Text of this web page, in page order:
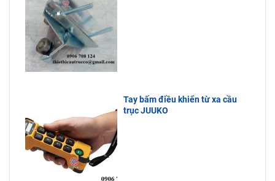
Tay bấm điều khiển từ xa cầu
trục JUUKO